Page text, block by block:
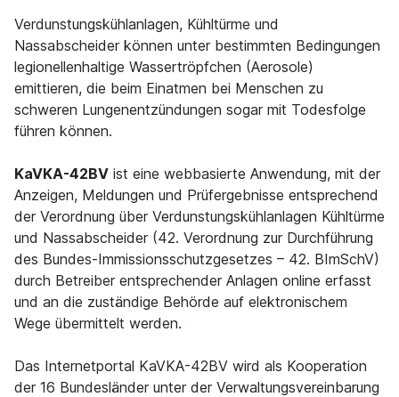
Verdunstungskühlanlagen, Kühltürme und
Nassabscheider können unter bestimmten Bedingungen
legionellenhaltige Wassertröpfchen (Aerosole)
emittieren, die beim Einatmen bei Menschen zu
schweren Lungenentzündungen sogar mit Todesfolge
führen können.
KaVKA-42BV ist eine webbasierte Anwendung, mit der
Anzeigen, Meldungen und Prüfergebnisse entsprechend
der Verordnung über Verdunstungskühlanlagen Kühltürme
und Nassabscheider (42. Verordnung zur Durchführung
des Bundes-Immissionsschutzgesetzes – 42. BImSchV)
durch Betreiber entsprechender Anlagen online erfasst
und an die zuständige Behörde auf elektronischem
Wege übermittelt werden.
Das Internetportal KaVKA-42BV wird als Kooperation
der 16 Bundesländer unter der Verwaltungsvereinbarung